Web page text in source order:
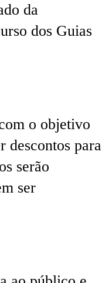
da
dos Guias
o objetivo
descontos para
serão
ser